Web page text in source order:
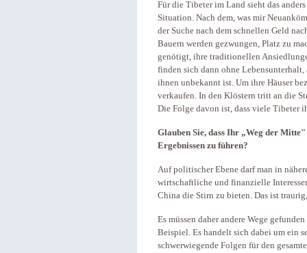
Für die Tibeter im Land sieht das
Situation. Nach dem, was mir
der Suche nach dem schnellen Geld
Bauern werden gezwungen, Platz zu
genötigt, ihre traditionellen
finden sich dann ohne
ihnen unbekannt ist. Um ihre Häuser
verkaufen. In den Klöstern tritt an die
Die Folge davon ist, dass viele Tibeter
Glauben Sie, dass Ihr „Weg der
Ergebnissen zu führen?
Auf politischer Ebene darf man in
wirtschaftliche und finanzielle
China die Stirn zu bieten. Das ist
Es müssen daher andere Wege
Beispiel. Es handelt sich dabei um ein
schwerwiegende Folgen für den